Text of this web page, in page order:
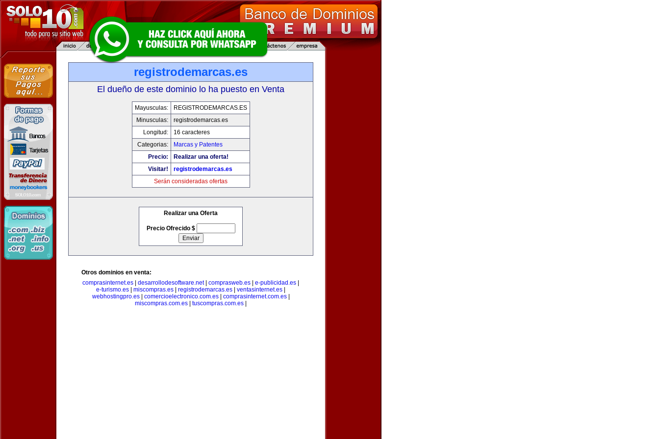
registrodemarcas.es
El dueño de este dominio lo ha puesto en Venta
Mayusculas:
REGISTRODEMARCAS.ES
Minusculas:
registrodemarcas.es
Longitud:
16 caracteres
Categorias:
Marcas y Patentes
Precio:
Realizar una oferta!
Visitar!
registrodemarcas.es
Serán consideradas ofertas
Realizar una Oferta
Precio Ofrecido $
Otros dominios en venta:
comprasinternet.es
desarrollodesoftware.net| comprasweb.es e-publicidad.es
e-turismo.es
miscompras.es registrodemarcas.es ventasinternet.es
webhostingpro.es| comercioelectronico.com.es| comprasinternet.com.es|
miscompras.com.es
tuscompras.com.es